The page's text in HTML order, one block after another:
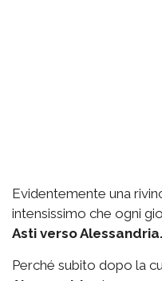
Evidentemente una
intensissimo che ogni
Asti verso Alessandria.
Perché subito dopo la